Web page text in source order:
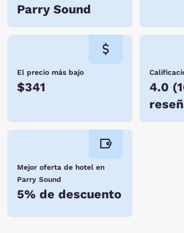
Parry Sound
El precio más bajo
$341 4.0 (
Mejor oferta de hotel en
Parry Sound
5% de descuento